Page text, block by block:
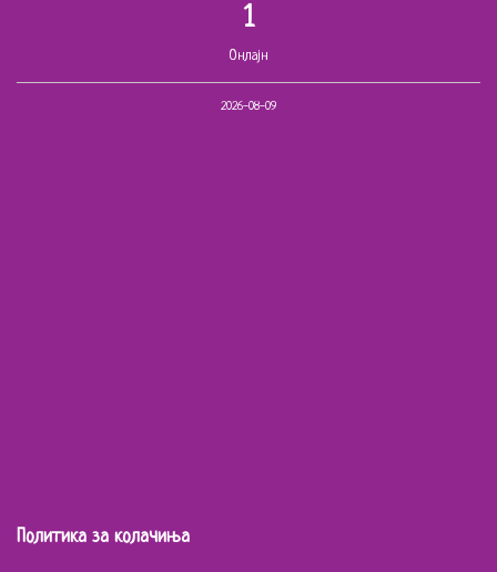
1
Онлајн
2026-08-09
Политика за колачиња